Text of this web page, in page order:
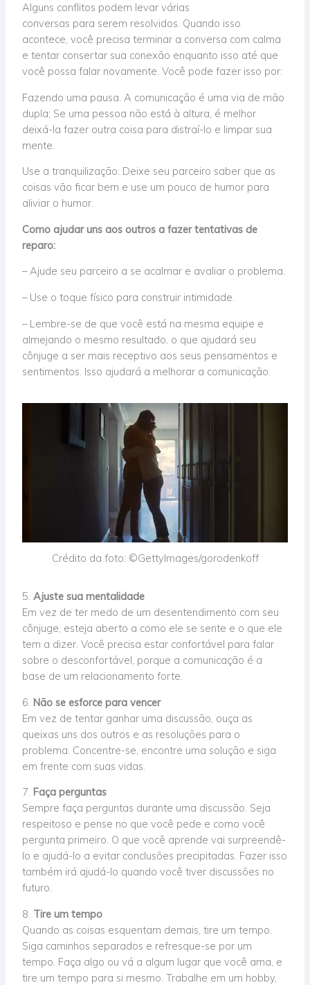
Alguns conflitos podem levar várias
conversas para serem resolvidos. Quando isso
acontece, você precisa terminar a conversa com calma
e tentar consertar sua conexão enquanto isso até que
você possa falar novamente. Você pode fazer isso por:
Fazendo uma pausa. A comunicação é uma via de mão
dupla; Se uma pessoa não está à altura, é melhor
deixá-la fazer outra coisa para distraí-lo e limpar sua
mente.
Use a tranquilização. Deixe seu parceiro saber que as
coisas vão ficar bem e use um pouco de humor para
aliviar o humor.
Como ajudar uns aos outros a fazer tentativas de
reparo:
– Ajude seu parceiro a se acalmar e avaliar o problema.
– Use o toque físico para construir intimidade.
– Lembre-se de que você está na mesma equipe e
almejando o mesmo resultado, o que ajudará seu
cônjuge a ser mais receptivo aos seus pensamentos e
sentimentos. Isso ajudará a melhorar a comunicação.
Crédito da foto: ©GettyImages/gorodenkoff
5.Ajuste sua mentalidade
Em vez de ter medo de um desentendimento com seu
cônjuge, esteja aberto a como ele se sente e o que ele
tem a dizer.Você precisa estar confortável para falar
sobre o desconfortável, porque a comunicação é a
base de um relacionamento forte.
6.Não se esforce para vencer
Em vez de tentar ganhar uma discussão, ouça as
queixas uns dos outros e as resoluções para o
problema. Concentre-se, encontre uma solução e siga
em frente com suas vidas.
7. Faça perguntas
Sempre faça perguntas durante uma discussão. Seja
respeitoso e pense no que você pede e como você
pergunta primeiro. O que você aprende vai surpreendê-
lo e ajudá-lo a evitar conclusões precipitadas. Fazer isso
também irá ajudá-lo quando você tiver discussões no
futuro.
8. Tire um tempo
Quando as coisas esquentam demais, tire um tempo.
Siga caminhos separados e refresque-se por um
tempo. Faça algo ou vá a algum lugar que você ama, e
tire um tempo para si mesmo. Trabalhe em um hobby,